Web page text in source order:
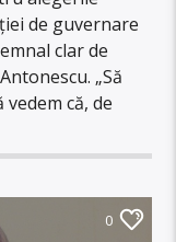
de guvernare
clar de
„Să
că, de
0